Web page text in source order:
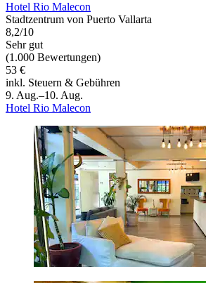
Hotel Rio Malecon
Stadtzentrum von Puerto Vallarta
8,2/10
Sehr gut
(1.000 Bewertungen)
53 €
inkl. Steuern & Gebühren
9. Aug.–10. Aug.
Hotel Rio Malecon